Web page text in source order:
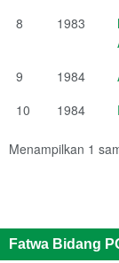
8
1983
9
1984
10
1984
Menampilkan 1
Fatwa Bidang